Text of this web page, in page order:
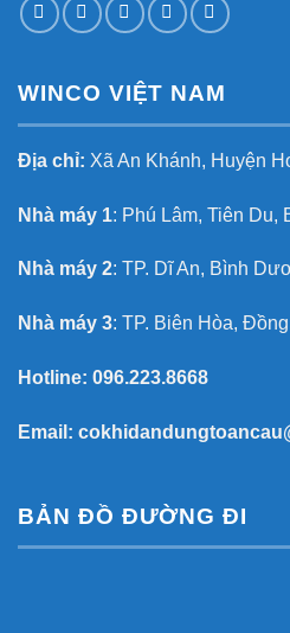
WINCO VIỆT NAM
Địa chỉ: Xã An Khánh, Huyện
Nhà máy 1: Phú Lâm, Tiên Du,
Nhà máy 2: TP. Dĩ An, Bình
Nhà máy 3: TP. Biên Hòa,
Hotline: 096.223.8668
Email:
BẢN ĐỒ ĐƯỜNG ĐI